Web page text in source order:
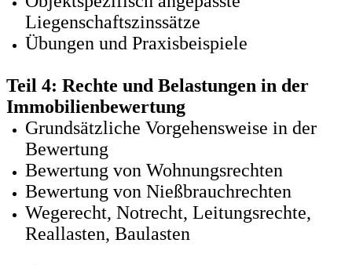
Liegenschaftszinssätze
Übungen und Praxisbeispiele
Teil 4: Rechte und Belastungen in der
Immobilienbewertung
Grundsätzliche Vorgehensweise in der
Bewertung
Bewertung von Wohnungsrechten
Bewertung von Nießbrauchrechten
Wegerecht, Notrecht, Leitungsrechte,
Reallasten, Baulasten